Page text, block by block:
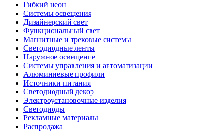
Гибкий неон
Системы освещения
Дизайнерский свет
Функциональный свет
Магнитные и трековые системы
Светодиодные ленты
Наружное освещение
Системы управления и автоматизации
Алюминиевые профили
Источники питания
Светодиодный декор
Электроустановочные изделия
Светодиоды
Рекламные материалы
Распродажа